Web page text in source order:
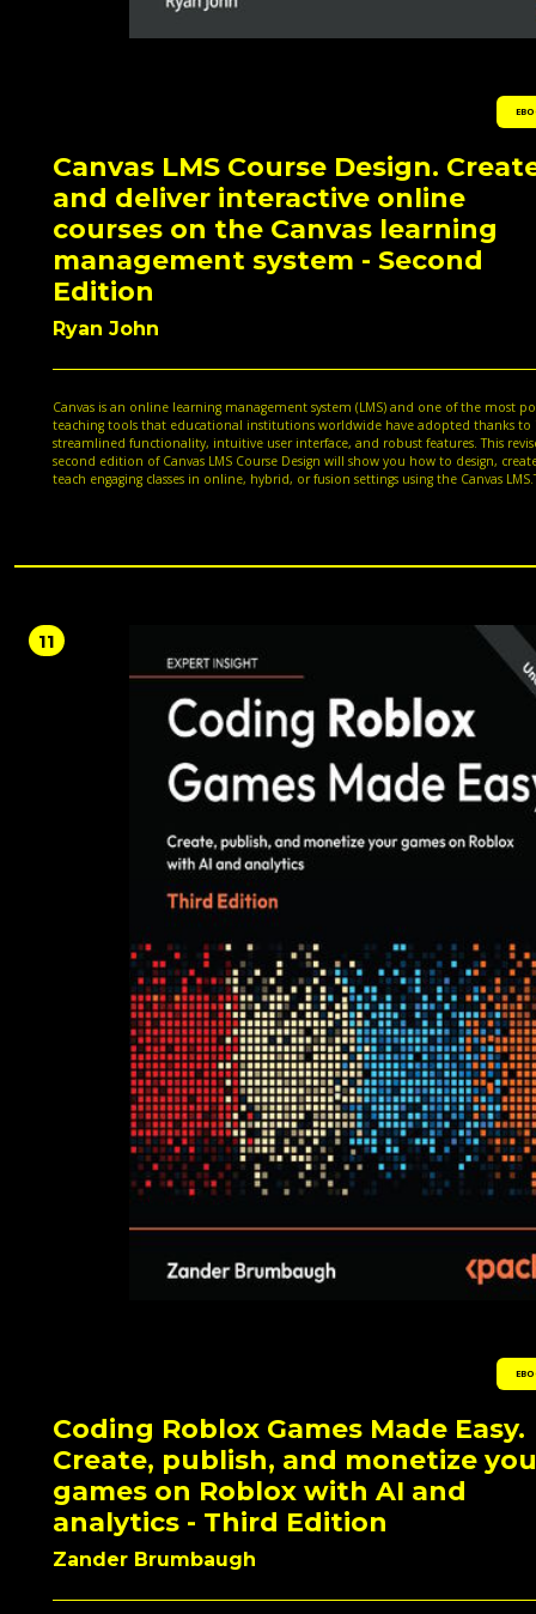
Canvas LMS Course Design.
and deliver interactive online
courses on the Canvas learning
management system - Second
Edition
Ryan John
Canvas is an online learning management system (LMS) and one of the most
teaching tools that educational institutions worldwide have adopted thanks to
streamlined functionality, intuitive user interface, and robust features. This
second edition of Canvas LMS Course Design will show you how to design,
teach engaging classes in online, hybrid, or fusion settings using the Canvas
students. As you progress, you'll learn how to integrate external apps and
with the LMS. Throughout, this book will give you the technical knowledge you
to create unique learning experiences for students.By the end of this Canvas
Course Design, you'll be able to successfully teach online with the help of logical
descriptions and step-by-step screenshots that clearly explain how to build a
11
Coding Roblox Games Made Easy.
Create, publish, and monetize
games on Roblox with AI and
analytics - Third Edition
Zander Brumbaugh